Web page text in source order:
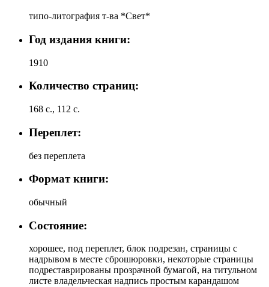
типо-литография т-ва *Свет*
Год издания книги:
1910
Количество страниц:
168 с., 112 с.
Переплет:
без переплета
Формат книги:
обычный
Состояние:
хорошее, под переплет, блок подрезан, страницы с
надрывом в месте сброшюровки, некоторые страницы
подреставрированы прозрачной бумагой, на титульном
листе владельческая надпись простым карандашом